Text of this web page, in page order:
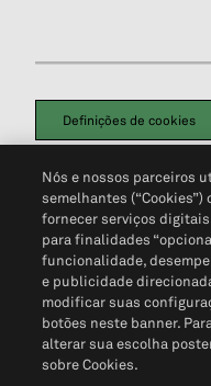
Definições de cookies
Política de PrivacidadePortal
Não Venda Minhas
Nós e nossos parceiros
semelhantes
fornecer serviços
para finalidades
funcionalidade,
e publicidade
modificar suas
botões neste banner.
alterar sua escolha
sobre Cookies.